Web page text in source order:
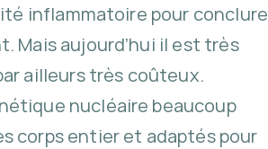
inflammatoire pour conclure
aujourd’hui il est très
ailleurs très coûteux.
nucléaire beaucoup
corps entier et adaptés pour